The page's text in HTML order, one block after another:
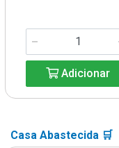
Adicionar
Casa Abastecida 🛒